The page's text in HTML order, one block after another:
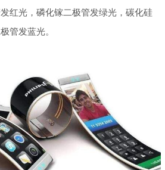
红光，磷化镓二极管发绿光，碳化硅
管发蓝光。